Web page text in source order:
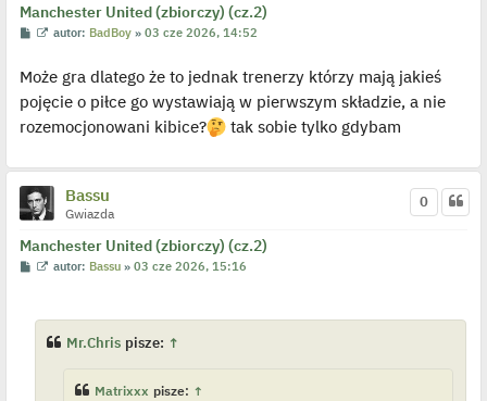
Manchester United (zbiorczy) (cz.2)
P
t
W
w
i
e
t
l
j
e
y
c
y
autor: BadBoy »03 cze 2026, 14:52
Może gra dlatego że to jednak trenerzy którzy mają jakieś
pojęcie o piłce go wystawiają w pierwszym składzie, a nie
rozemocjonowani kibice?
tak sobie tylko gdybam
Bassu
Gwiazda
Manchester United (zbiorczy) (cz.2)
0
P
W
i
e
t
autor: Bassu »03 cze 2026, 15:16
Mr.Chris pisze: ↑
Matrixxx pisze: ↑